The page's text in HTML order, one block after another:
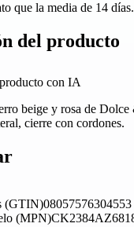
que la media de 14 días.
del producto
con IA
beige y rosa de Dolce
cierre con cordones.
(GTIN)08057576304553
(MPN)